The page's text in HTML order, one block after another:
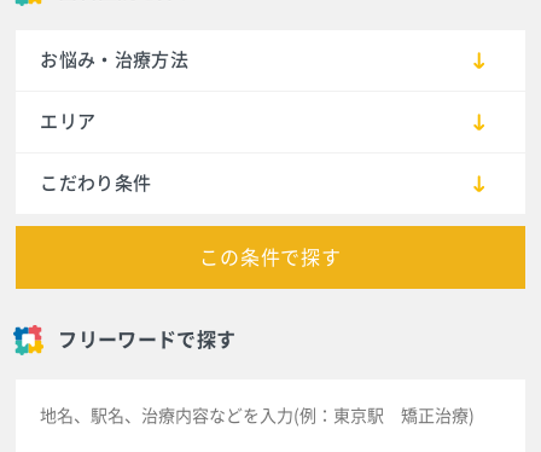
お悩み・治療方法
エリア
こだわり条件
この条件で探す
フリーワードで探す